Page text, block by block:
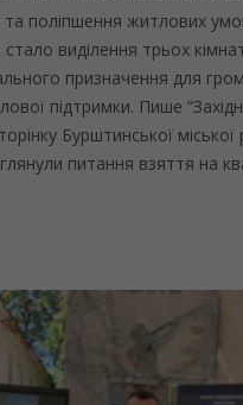
поліпшення житлових
виділення трьох
призначення для
підтримки. Пише
Бурштинської
питання взяття на